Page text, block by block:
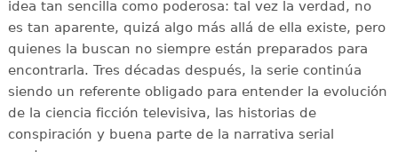
idea tan sencilla como poderosa: tal vez la verdad, no
es tan aparente, quizá algo más allá de ella existe, pero
quienes la buscan no siempre están preparados para
encontrarla. Tres décadas después, la serie continúa
siendo un referente obligado para entender la evolución
de la ciencia ficción televisiva, las historias de
conspiración y buena parte de la narrativa serial